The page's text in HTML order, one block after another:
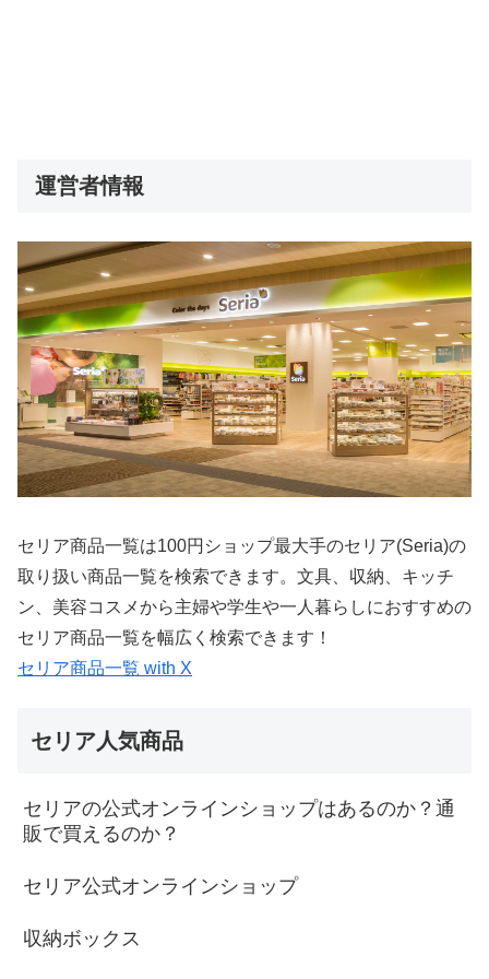
運営者情報
セリア商品一覧は100円ショップ最大手のセリア(Seria)の
取り扱い商品一覧を検索できます。文具、収納、キッチ
ン、美容コスメから主婦や学生や一人暮らしにおすすめの
セリア商品一覧を幅広く検索できます！
セリア商品一覧 with X
セリア人気商品
セリアの公式オンラインショップはあるのか？通
販で買えるのか？
セリア公式オンラインショップ
収納ボックス